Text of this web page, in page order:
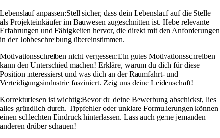
Lebenslauf anpassen:Stell sicher, dass dein Lebenslauf auf die Stelle
als Projekteinkäufer im Bauwesen zugeschnitten ist. Hebe relevante
Erfahrungen und Fähigkeiten hervor, die direkt mit den Anforderungen
in der Jobbeschreibung übereinstimmen.
Motivationsschreiben nicht vergessen:Ein gutes Motivationsschreiben
kann den Unterschied machen! Erkläre, warum du dich für diese
Position interessierst und was dich an der Raumfahrt- und
Verteidigungsindustrie fasziniert. Zeig uns deine Leidenschaft!
Korrekturlesen ist wichtig:Bevor du deine Bewerbung abschickst, lies
alles gründlich durch. Tippfehler oder unklare Formulierungen können
einen schlechten Eindruck hinterlassen. Lass auch gerne jemanden
anderen drüber schauen!